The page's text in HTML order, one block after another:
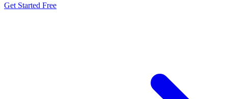
Get Started Free